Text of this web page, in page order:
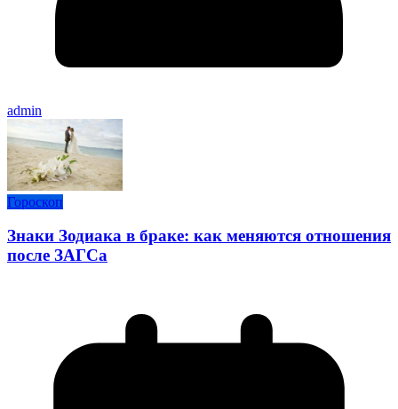
admin
Гороскоп
Знаки Зодиака в браке: как меняются отношения
после ЗАГСа